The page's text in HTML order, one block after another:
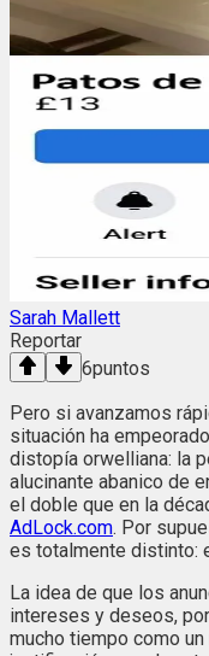
Sarah Mallett
Reportar
6puntos
Pero si avanzamos
situación ha
distopía orwelliana: la
alucinante abanico de
el doble que en la
AdLock.com. Por
es totalmente distinto:
La idea de que los
intereses y deseos,
mucho tiempo como